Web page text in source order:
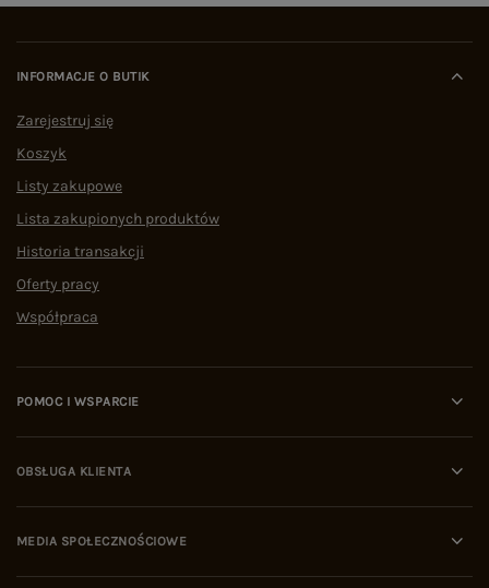
INFORMACJE O BUTIK
Zarejestruj się
Koszyk
Listy zakupowe
Lista zakupionych produktów
Historia transakcji
Oferty pracy
Współpraca
POMOC I WSPARCIE
OBSŁUGA KLIENTA
MEDIA SPOŁECZNOŚCIOWE